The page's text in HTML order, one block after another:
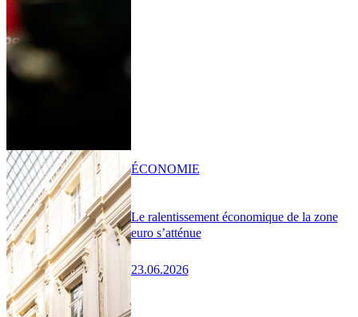
Le ralentissement économique de la zone
euro s’atténue
23.06.2026
ÉCONOMIE